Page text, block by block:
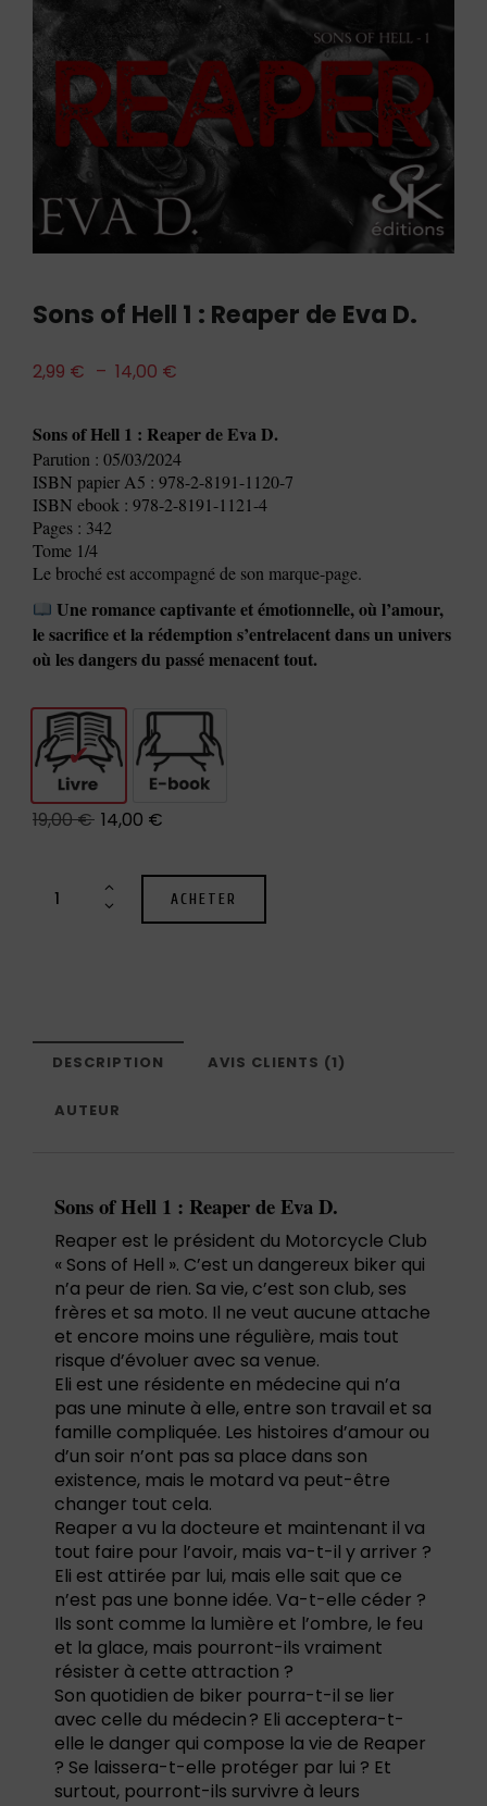
Sons of Hell 1 : Reaper de Eva D.
2,99 € – 14,00 €
Sons of Hell 1 : Reaper de Eva D.
Parution : 05/03/2024
ISBN papier A5 : 978-2-8191-1120-7
ISBN ebook : 978-2-8191-1121-4
Pages : 342
Tome 1/4
Le broché est accompagné de son marque-page.
Une romance captivante et émotionnelle, où l’amour,
le sacrifice et la rédemption s’entrelacent dans un univers
où les dangers du passé menacent tout.
Livre E-book
19,00€ 14,00 €
ACHETER
DESCRIPTION AVIS CLIENTS (1)
AUTEUR
Sons of Hell 1 : Reaper de Eva D.
Reaper est le président du Motorcycle Club
« Sons of Hell ». C’est un dangereux biker qui
n’a peur de rien. Sa vie, c’est son club, ses
frères et sa moto. Il ne veut aucune attache
et encore moins une régulière, mais tout
risque d’évoluer avec sa venue.
Eli est une résidente en médecine qui n’a
pas une minute à elle, entre son travail et sa
famille compliquée. Les histoires d’amour ou
d’un soir n’ont pas sa place dans son
existence, mais le motard va peut-être
changer tout cela.
Reaper a vu la docteure et maintenant il va
tout faire pour l’avoir, mais va-t-il y arriver ?
Eli est attirée par lui, mais elle sait que ce
n’est pas une bonne idée. Va-t-elle céder ?
Ils sont comme la lumière et l’ombre, le feu
et la glace, mais pourront-ils vraiment
résister à cette attraction ?
Son quotidien de biker pourra-t-il se lier
avec celle du médecin ? Eli acceptera-t-
elle le danger qui compose la vie de Reaper
? Se laissera-t-elle protéger par lui ? Et
surtout, pourront-ils survivre à leurs